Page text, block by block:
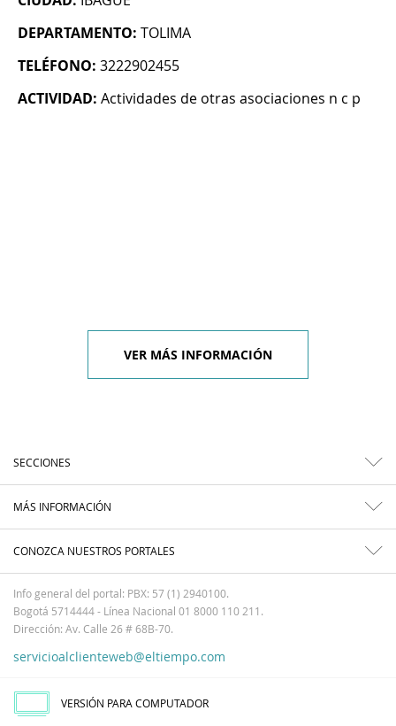
DEPARTAMENTO: TOLIMA
TELÉFONO: 3222902455
ACTIVIDAD: Actividades de otras asociaciones n c p
VER MÁS INFORMACIÓN
SECCIONES
MÁS INFORMACIÓN
CONOZCA NUESTROS PORTALES
Info general del portal: PBX: 57 (1) 2940100.
Bogotá 5714444 - Línea Nacional 01 8000 110 211.
Dirección: Av. Calle 26 # 68B-70.
servicioalclienteweb@eltiempo.com
VERSIÓN PARA COMPUTADOR